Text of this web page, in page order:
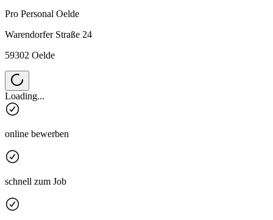
Pro Personal Oelde
Warendorfer Straße 24
59302 Oelde
Loading...
online bewerben
schnell zum Job